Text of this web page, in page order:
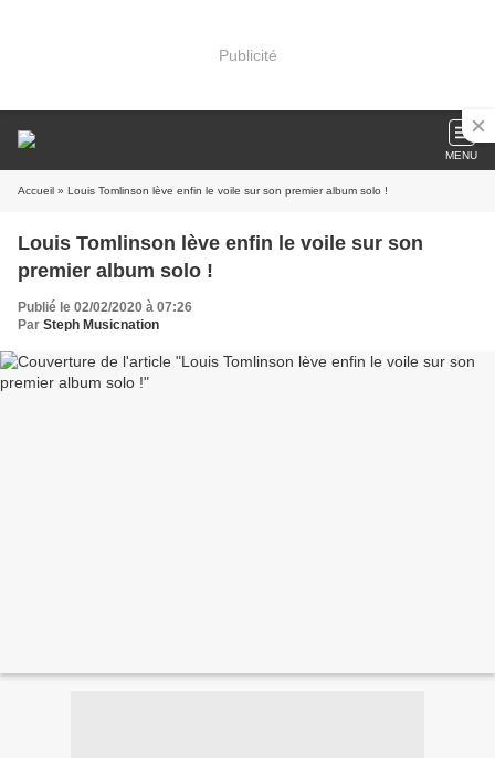
Publicité
MENU
Accueil » Louis Tomlinson lève enfin le voile sur son premier album solo !
Louis Tomlinson lève enfin le voile sur son
premier album solo !
Publié le 02/02/2020 à 07:26
Par Steph Musicnation